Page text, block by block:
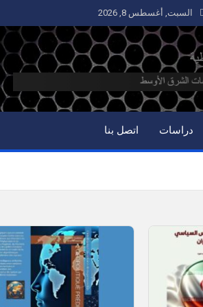
السبت, أغسطس 8, 2026
دراسات اتصل بنا